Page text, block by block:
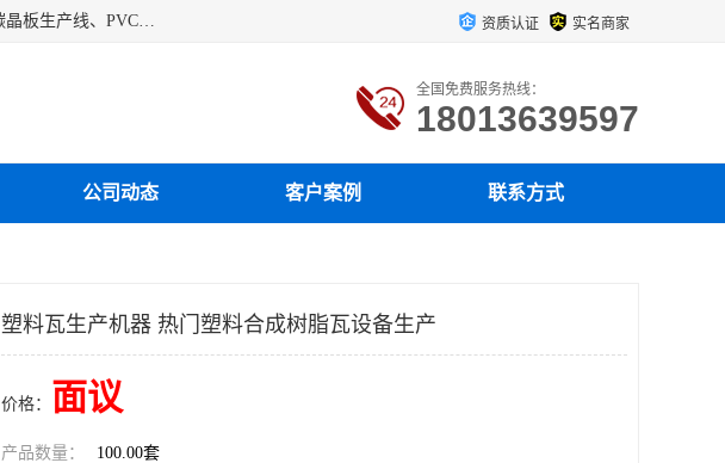
江苏艾斯曼机械有限公司专业生产各种合成树脂瓦设备、PVC树脂瓦生产线、PVC仿大理石板生产线，PVC碳晶板生产线、PVC护墙板生产线，PVC格栅板生产线、PVC扣板生产线、塑料建筑模板生产线。操作方便，性能稳定，价格合理，质量保障。 资质认证 实名商家
全国免费服务热线：
18013639597
公司动态 客户案例 联系方式
塑料瓦生产机器 热门塑料合成树脂瓦设备生产
价格： 面议
产品数量： 100.00套